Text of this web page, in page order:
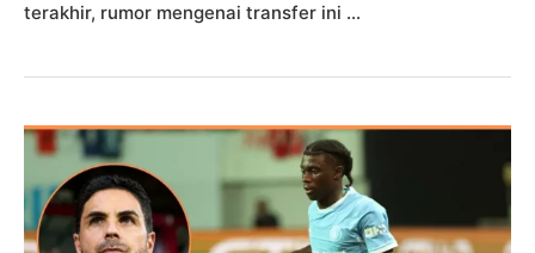
terakhir, rumor mengenai transfer ini …